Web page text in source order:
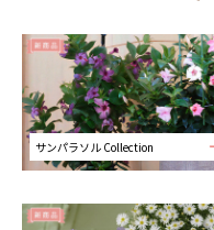
サンパラソル Collection